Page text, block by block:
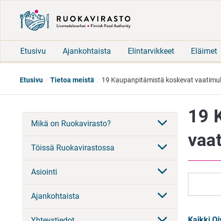
Etusivu Ajankohtaista Elintarvikkeet Eläimet
Etusivu Tietoa meistä 19 Kaupanpitämistä koskevat
Mikä on Ruokavirasto?
Töissä Ruokavirastossa
Asiointi
Ajankohtaista
19